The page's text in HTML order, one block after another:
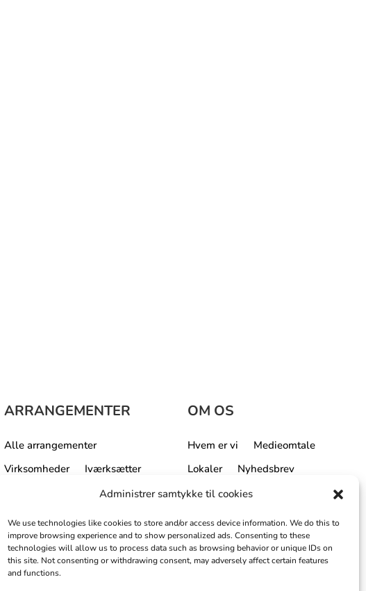
Administrer samtykke til cookies
We use technologies like cookies to store and/or access device information. We do this to
improve browsing experience and to show personalized ads. Consenting to these
technologies will allow us to process data such as browsing behavior or unique IDs on
this site. Not consenting or withdrawing consent, may adversely affect certain features
and functions.
ARRANGEMENTER
Alle arrangementer
Virksomheder
Iværksætter
OM OS
Hvem er vi
Medieomtale
Lokaler
Nyhedsbrev
Årets Business Event
repræsentantsskab
Om området